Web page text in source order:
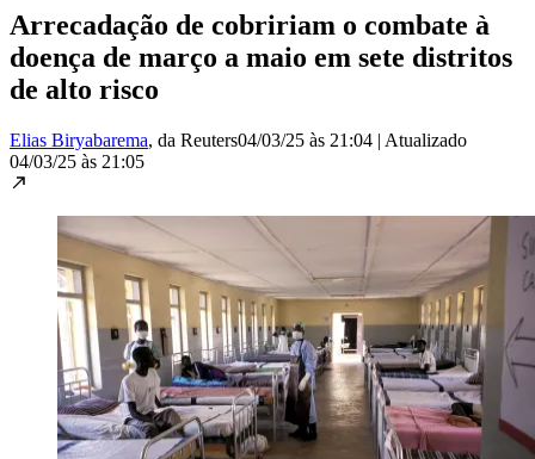
Arrecadação de cobririam o combate à
doença de março a maio em sete distritos
de alto risco
Elias Biryabarema, da Reuters04/03/25 às 21:04 | Atualizado
04/03/25 às 21:05